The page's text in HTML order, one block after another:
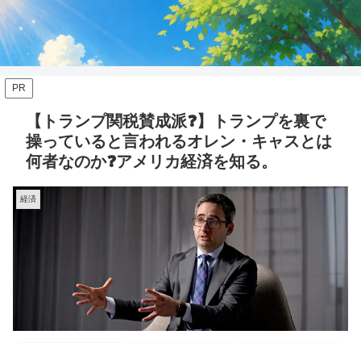
PR
【トランプ関税賛成派❓】トランプを裏で
操っていると言われるオレン・キャスとは
何者なのか❓アメリカ経済を知る。
経済